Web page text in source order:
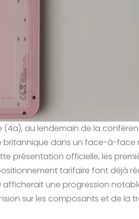
(4a), au lendemain de la
britannique dans un face-à-
présentation officielle, les
tarifaire font déjà
une progression
sur les composants et de la